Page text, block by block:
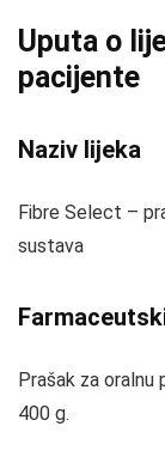
Uputa o
pacijente
Naziv lijeka
Fibre Select –
sustava
Prašak za oralnu
400 g.